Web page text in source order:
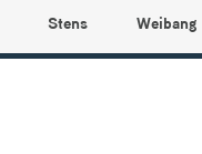
Stens Weibang